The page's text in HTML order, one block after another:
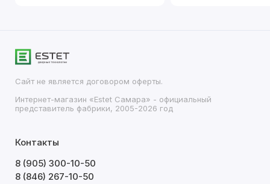
Сайт не является договором оферты.
Интернет-магазин «Estet Самара» - официальный
представитель фабрики, 2005-2026 год
Контакты
8 (905) 300-10-50
8 (846) 267-10-50